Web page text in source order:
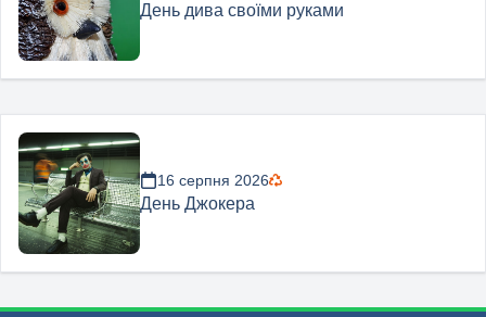
День дива своїми руками
16 серпня 2026
День Джокера